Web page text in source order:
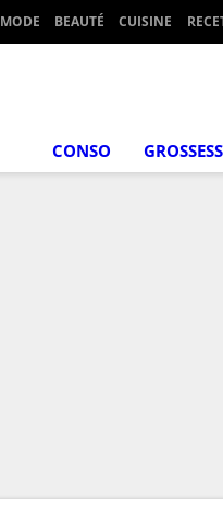
MODE BEAUTÉ CUISINE
CONSO